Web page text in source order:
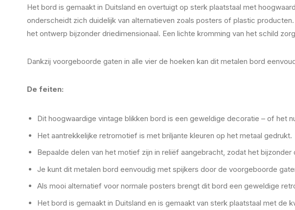
Het bord is gemaakt in Duitsland en overtuigt op sterk plaatstaal met
onderscheidt zich duidelijk van alternatieven zoals posters of plastic
het ontwerp bijzonder driedimensionaal. Een lichte kromming van het schild
Dankzij voorgeboorde gaten in alle vier de hoeken kan dit metalen bord
De feiten:
Dit hoogwaardige vintage blikken bord is een geweldige decoratie – of het
Het aantrekkelijke retromotief is met briljante kleuren op het metaal gedrukt.
Bepaalde delen van het motief zijn in reliëf aangebracht, zodat het bijzonder
Je kunt dit metalen bord eenvoudig met spijkers door de voorgeboorde
Als mooi alternatief voor normale posters brengt dit bord een geweldige
Het bord is gemaakt in Duitsland en is gemaakt van sterk plaatstaal met de